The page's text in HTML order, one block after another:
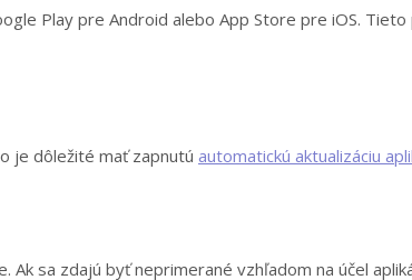
Play pre Android alebo App Store pre iOS.
je dôležité mať zapnutú automatickú aktualizáciu
sa zdajú byť neprimerané vzhľadom na účel